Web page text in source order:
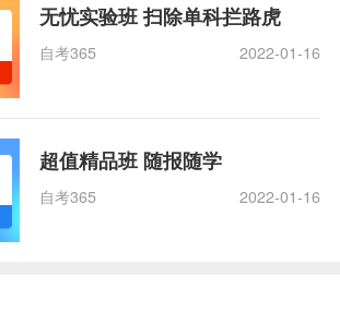
无忧实验班 扫除单科拦路虎
自考365 2022-01-16
超值精品班 随报随学
自考365 2022-01-16